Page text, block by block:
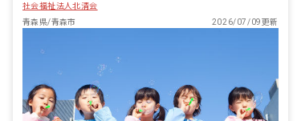
社会福祉法人北清会
青森県/青森市
2026/07/09更新